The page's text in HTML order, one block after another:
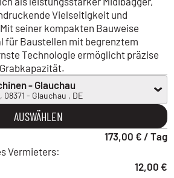
Vielseitigkeit und
seiner kompakten Bauweise
für Baustellen mit begrenztem
Technologie ermöglicht präzise
- Glauchau
- Glauchau , DE
- Glauchau
08371 - Glauchau , DE
- Döbeln
Döbeln , DE
- Chemnitz
- Chemnitz , DE
AUSWÄHLEN
173,00 € / Tag
Vermieters:
12,00 €